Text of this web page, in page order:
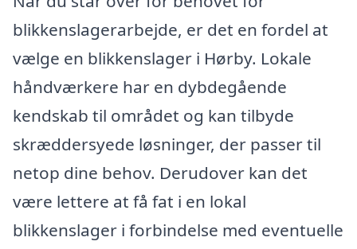
blikkenslagerarbejde, er det en fordel at
vælge en blikkenslager i Hørby. Lokale
håndværkere har en dybdegående
kendskab til området og kan tilbyde
skræddersyede løsninger, der passer til
netop dine behov. Derudover kan det
være lettere at få fat i en lokal
blikkenslager i forbindelse med eventuelle